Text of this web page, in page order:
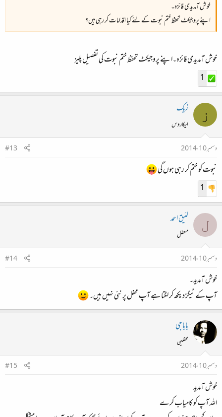
خوش آمدیدی فائزہ۔
اپنے پروجیکٹ تحفظ ختم نبوت کے لئے کیا اقدامات کر رہی ہیں؟
خوش آمدیدی فائزہ۔اپنے پروجیکٹ تحفظ ختم نبوت کی تفصیل پلیز
1
ز زیک
ایکاروس
دسمبر 10، 2014
#13
نبوت کو ختم کر رہی ہوں گی
1
ل لئیق احمد
معطل
دسمبر 10، 2014
#14
خوش آمدید۔
آپ کے ٹیگز دیکھ کر لگتا ہے آپ محفل پر نئی نہیں ہیں۔
باباجی
محفلین
دسمبر 10، 2014
#15
خوش آمدید
اللہ آپ کو کامیاب کرے